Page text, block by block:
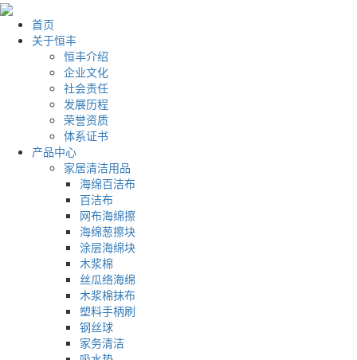
首页
关于恒丰
恒丰介绍
企业文化
社会责任
发展历程
荣誉资质
体系证书
产品中心
家居清洁用品
海绵百洁布
百洁布
网布海绵擦
海绵葱擦块
涂层海绵块
木浆棉
丝瓜络海绵
木浆棉抹布
塑料手柄刷
钢丝球
家务清洁